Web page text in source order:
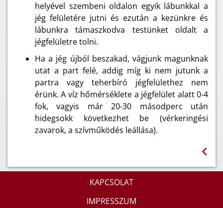
helyével szembeni oldalon egyik lábunkkal a
jég felületére jutni és ezután a kezünkre és
lábunkra támaszkodva testünket oldalt a
jégfelületre tolni.
Ha a jég újból beszakad, vágjunk magunknak
utat a part felé, addig míg ki nem jutunk a
partra vagy teherbíró jégfelülethez nem
érünk. A víz hőmérséklete a jégfelület alatt 0-4
fok, vagyis már 20-30 másodperc után
hidegsokk következhet be (vérkeringési
zavarok, a szívműködés leállása).
KAPCSOLAT
IMPRESSZUM